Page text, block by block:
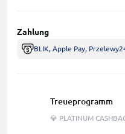
Zahlung
BLIK, Apple Pay,
Treueprogramm
💎 PLATINUM